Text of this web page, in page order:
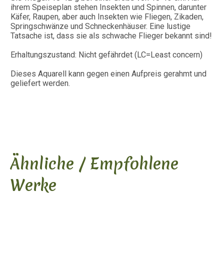
ihrem Speiseplan stehen Insekten und Spinnen, darunter
Käfer, Raupen, aber auch Insekten wie Fliegen, Zikaden,
Springschwänze und Schneckenhäuser. Eine lustige
Tatsache ist, dass sie als schwache Flieger bekannt sind!
Erhaltungszustand: Nicht gefährdet (LC=Least concern)
Dieses Aquarell kann gegen einen Aufpreis gerahmt und
geliefert werden.
Ähnliche / Empfohlene
Werke